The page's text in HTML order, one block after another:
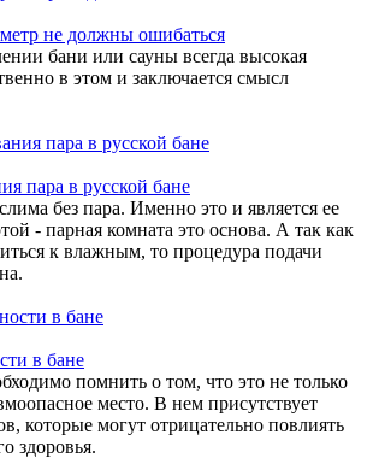
не должны ошибаться
бани или сауны всегда высокая
в этом и заключается смысл
пара в русской бане
без пара. Именно это и является ее
- парная комната это основа. А так как
к влажным, то процедура подачи
в бане
помнить о том, что это не только
место. В нем присутствует
которые могут отрицательно повлиять
здоровья.